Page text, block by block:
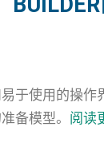
于使用的操作
备模型。 阅读